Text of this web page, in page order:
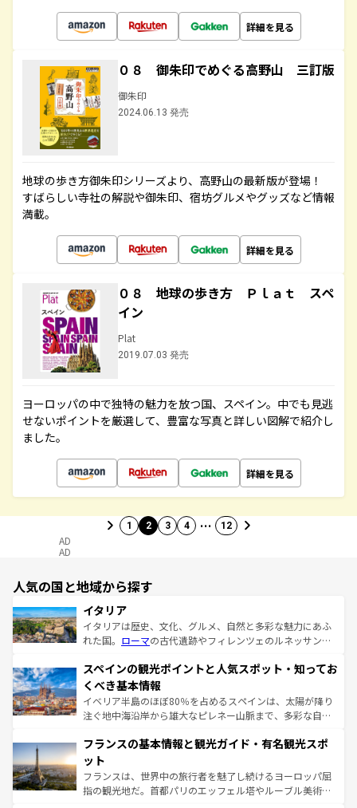
詳細を見る
０８ 御朱印でめぐる高野山 三訂版
御朱印
2024.06.13 発売
地球の歩き方御朱印シリーズより、高野山の最新版が登場！
すばらしい寺社の解説や御朱印、宿坊グルメやグッズなど情報
満載。
詳細を見る
０８ 地球の歩き方 Ｐｌａｔ スペ
イン
Plat
2019.07.03 発売
ヨーロッパの中で独特の魅力を放つ国、スペイン。中でも見逃
せないポイントを厳選して、豊富な写真と詳しい図解で紹介し
ました。
詳細を見る
1 2 3 4 … 12
AD
AD
人気の国と地域から探す
イタリア
イタリアは歴史、文化、グルメ、自然と多彩な魅力にあふ
れた国。 ローマの古代遺跡やフィレンツェのルネッサンス
ろん、トスカーナの美しい田園風景やアマルフィ海岸の絶
景など、自然景観も見逃せない。観光の合間には、本場の
ピザやパスタなど、絶品のイタリア料理を堪能することも
できる。朝目覚めてから夜眠るまで、すべての瞬間を楽し
なお、新着のイタリア情報はコンテンツ一覧を参照してほ
しい。
スペインの観光ポイントと人気スポット・知ってお
くべき基本情報
イベリア半島のほぼ80％を占めるスペインは、太陽が降り
注ぐ地中海沿岸から雄大なピレネー山脈まで、多彩な自然
文化が根付くこの国では、情熱的なフラメンコ、熱気あふ
れる闘牛、そして美味しいタパスが生活の一部となってい
る。首都マドリードの洗練された雰囲気や、バルセロナの
アートに溢れた街角から、地方では古代ローマ遺跡や中世
フランスの基本情報と観光ガイド・有名観光スポ
ット
フランスは、世界中の旅行者を魅了し続けるヨーロッパ屈
指の観光地だ。首都パリのエッフェル塔やルーブル美術館